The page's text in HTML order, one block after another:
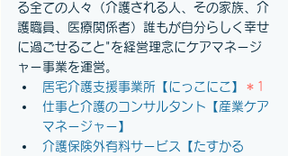
る全ての人々（介護される人、その家族、介
護職員、医療関係者）誰もが自分らしく幸せ
に過ごせること"を経営理念にケアマネージ
ャー事業を運営。
居宅介護支援事業所【にっこにこ】
＊1
仕事と介護のコンサルタント【産業ケア
マネージャー】
介護保険外有料サービス【たすかる